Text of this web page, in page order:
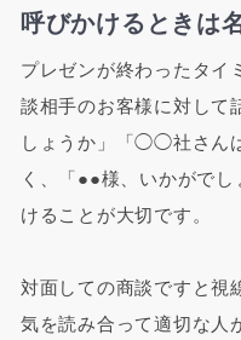
呼びかけるときは
プレゼンが終わったタイ
談相手のお客様に対して
しょうか」「◯◯社さん
く、「●●様、いかがで
けることが大切です。
対面しての商談ですと視
気を読み合って適切な人